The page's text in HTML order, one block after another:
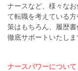
ナースなど、様々な
て転職を考えている
策はもちろん、履歴
徹底サポートいたしま
ナースパワーについて